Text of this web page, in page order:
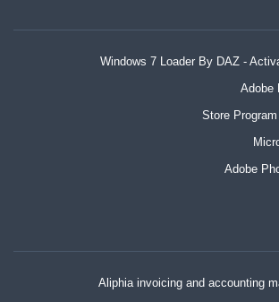
Windows 7 Loader By DAZ -
Adobe
Store
Adobe
Aliphia invoicing and accounting